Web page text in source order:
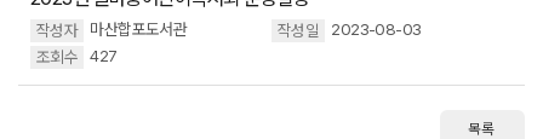
마산합포도서관
2023-08-03
427
목록